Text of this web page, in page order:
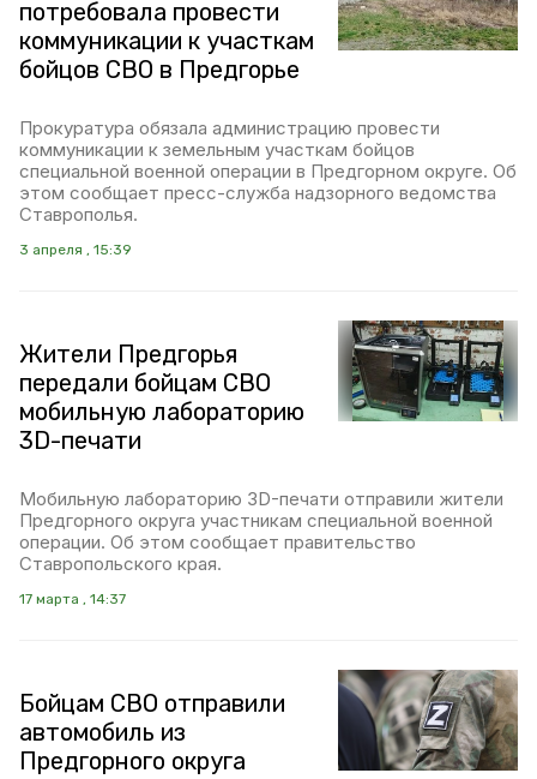
потребовала провести
коммуникации к участкам
бойцов СВО в Предгорье
Прокуратура обязала администрацию провести
коммуникации к земельным участкам бойцов
специальной военной операции в Предгорном округе. Об
этом сообщает пресс-служба надзорного ведомства
Ставрополья.
3 апреля , 15:39
Жители Предгорья
передали бойцам СВО
мобильную лабораторию
3D-печати
Мобильную лабораторию 3D-печати отправили жители
Предгорного округа участникам специальной военной
операции. Об этом сообщает правительство
Ставропольского края.
17 марта , 14:37
Бойцам СВО отправили
автомобиль из
Предгорного округа